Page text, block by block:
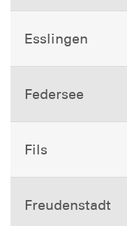
Esslingen
Federsee
Fils
Freudenstadt